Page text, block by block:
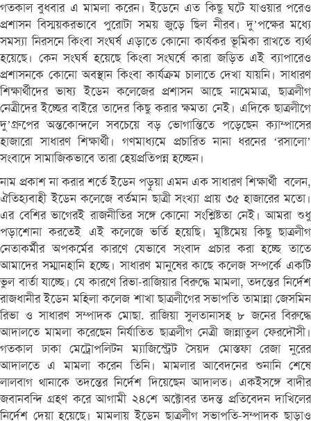
গতকাল বুধবার এ মামলা করেন। ইডেনে এত কিছু ঘটে যাওয়ার পরেও
প্রশাসন বিস্ময়করভাবে পুরোটা সময় জুড়ে ছিল নীরব। দু’পক্ষের মধ্যে
সমস্যা নিরসনে কিংবা সংঘর্ষ এড়াতে কোনো কার্যকর ভূমিকা রাখতে ব্যর্থ
হয়েছে। কেন সংঘর্ষ হয়েছে কিংবা সংঘর্ষে কারা জড়িত এই ব্যাপারেও
প্রশাসনকে কোনো অবস্থান কিংবা কার্যক্রম চালাতে দেখা যায়নি। সাধারণ
শিক্ষার্থীদের ভাষ্য ইডেন কলেজের প্রশাসন আছে নামেমাত্র, ছাত্রলীগ
নেত্রীদের ইচ্ছের বাইরে তাদের কিছু করার ক্ষমতা নেই। এদিকে ছাত্রলীগে
দু’গ্রুপের অন্তকোন্দলে সবচেয়ে বড় ভোগান্তিতে পড়েছেন ক্যাম্পাসের
হাজারো সাধারণ শিক্ষার্থী। গণমাধ্যমে প্রচারিত নানা ধরনের ‘রসালো’
সংবাদে সামাজিকভাবে তারা হেয়প্রতিপন্ন হচ্ছেন।
নাম প্রকাশ না করার শর্তে ইডেন পড়ুয়া এমন এক সাধারণ শিক্ষার্থী বলেন,
ঐতিহ্যবাহী ইডেন কলেজে বর্তমান ছাত্রী সংখ্যা প্রায় ৩৫ হাজারের মতো।
এর বেশির ভাগেরই রাজনীতির সঙ্গে কোনো সংশ্লিষ্টতা নেই। আমরা শুধু
পড়াশোনা করতেই এই কলেজে ভর্তি হয়েছি। মুষ্টিমেয় কিছু ছাত্রলীগ
নেতাকর্মীর অপকর্মের কারণে যেভাবে সংবাদ প্রচার করা হচ্ছে তাতে
আমাদের সম্মানহানি হচ্ছে। সাধারণ মানুষের কাছে কলেজ সম্পর্কে একটি
ভুল বার্তা যাচ্ছে। যে কারণে রিভা-রাজিয়ার বিরুদ্ধে মামলা, তদন্তের নির্দেশ
রাজধানীর ইডেন মহিলা কলেজ শাখা ছাত্রলীগের সভাপতি তামান্না জেসমিন
রিভা ও সাধারণ সম্পাদক মোছা. রাজিয়া সুলতানাসহ ৮ জনের বিরুদ্ধে
আদালতে মামলা করেছেন নির্যাতিত ছাত্রলীগ নেত্রী জান্নাতুল ফেরদৌসী।
গতকাল ঢাকা মেট্রোপলিটন ম্যাজিস্ট্রেট সৈয়দ মোস্তফা রেজা নুরের
আদালতে এ মামলা করেন তিনি। মামলার আবেদনের শুনানি শেষে
লালবাগ থানাকে তদন্তের নির্দেশ দিয়েছেন আদালত। একইসঙ্গে বাদীর
জবানবন্দি গ্রহণ করে আগামী ২৪শে অক্টোবর তদন্ত প্রতিবেদন দাখিলের
নির্দেশ দেয়া হয়েছে। মামলায় ইডেন ছাত্রলীগ সভাপতি-সম্পাদক ছাড়াও